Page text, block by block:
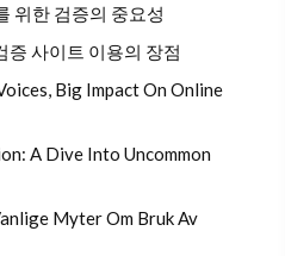
위한 검증의 중요성
증 사이트 이용의 장점
Big Impact On Online
A Dive Into Uncommon
Myter Om Bruk Av